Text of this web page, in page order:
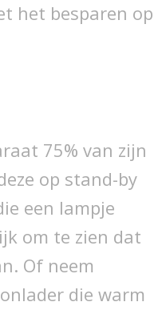
het besparen op
75% van zijn
op stand-by
een lampje
om te zien dat
Of neem
die warm